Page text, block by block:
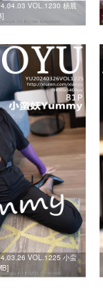
VOL.1230 杨晨
VOL.1225 小蛮